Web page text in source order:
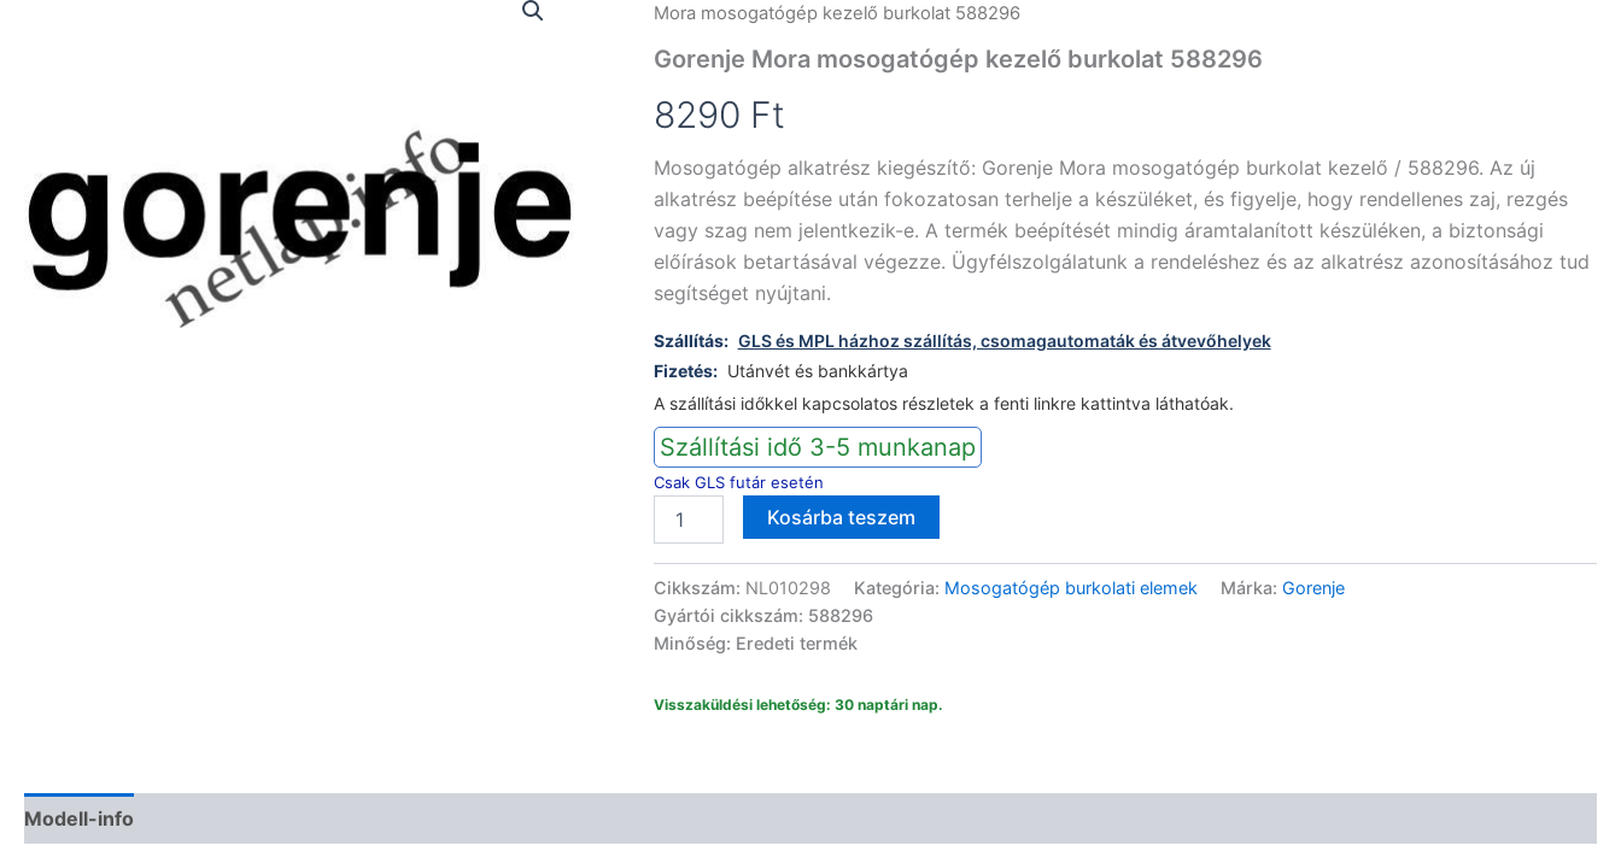
Mora mosogatógép kezelő burkolat 588296
Gorenje Mora mosogatógép kezelő burkolat 588296
8290 Ft
Mosogatógép alkatrész kiegészítő: Gorenje Mora mosogatógép burkolat kezelő / 588296. Az új
alkatrész beépítése után fokozatosan terhelje a készüléket, és figyelje, hogy rendellenes zaj, rezgés
vagy szag nem jelentkezik-e. A termék beépítését mindig áramtalanított készüléken, a biztonsági
előírások betartásával végezze. Ügyfélszolgálatunk a rendeléshez és az alkatrész azonosításához tud
segítséget nyújtani.
Szállítás: GLS és MPL házhoz szállítás, csomagautomaták és átvevőhelyek
Fizetés: Utánvét és bankkártya
A szállítási időkkel kapcsolatos részletek a fenti linkre kattintva láthatóak.
Szállítási idő 3-5 munkanap
Csak GLS futár esetén
Mora
kezelő
burkolat
588296
mennyiség
Kosárba teszem
Cikkszám: NL010298 Kategória: Mosogatógép burkolati elemek Márka: Gorenje
Gyártói cikkszám: 588296
Minőség: Eredeti termék
Visszaküldési lehetőség: 30 naptári nap.
Modell-info